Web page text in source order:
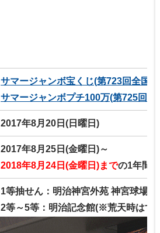
サマージャンボ宝くじ(第723回全国
サマージャンボプチ100万(第725回全
2017年8月20日(日曜日)
2017年8月25日(金曜日)～
2018年8月24日(金曜日)までの1年間
1等抽せん：明治神宮外苑 神宮球場
2等～5等：明治記念館(※荒天時はす